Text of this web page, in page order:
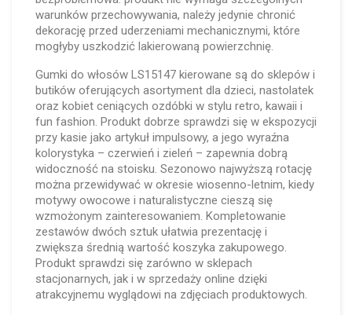
warunków przechowywania, należy jedynie chronić
dekorację przed uderzeniami mechanicznymi, które
mogłyby uszkodzić lakierowaną powierzchnię.
Gumki do włosów LS15147 kierowane są do sklepów i
butików oferujących asortyment dla dzieci, nastolatek
oraz kobiet ceniących ozdóbki w stylu retro, kawaii i
fun fashion. Produkt dobrze sprawdzi się w ekspozycji
przy kasie jako artykuł impulsowy, a jego wyraźna
kolorystyka – czerwień i zieleń – zapewnia dobrą
widoczność na stoisku. Sezonowo najwyższą rotację
można przewidywać w okresie wiosenno-letnim, kiedy
motywy owocowe i naturalistyczne cieszą się
wzmożonym zainteresowaniem. Kompletowanie
zestawów dwóch sztuk ułatwia prezentację i
zwiększa średnią wartość koszyka zakupowego.
Produkt sprawdzi się zarówno w sklepach
stacjonarnych, jak i w sprzedaży online dzięki
atrakcyjnemu wyglądowi na zdjęciach produktowych.